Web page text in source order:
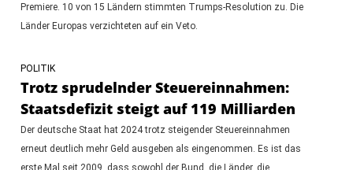
Premiere. 10 von 15 Ländern stimmten Trumps-Resolution zu. Die
Länder Europas verzichteten auf ein Veto.
POLITIK
Trotz sprudelnder Steuereinnahmen:
Staatsdefizit steigt auf 119 Milliarden
Der deutsche Staat hat 2024 trotz steigender Steuereinnahmen
erneut deutlich mehr Geld ausgeben als eingenommen. Es ist das
erste Mal seit 2009, dass sowohl der Bund, die Länder, die